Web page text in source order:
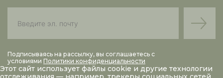
Подписываясь на рассылку, вы соглашаетесь с
условиями Политики конфиденциальности
Этот сайт использует файлы cookie и другие технологии